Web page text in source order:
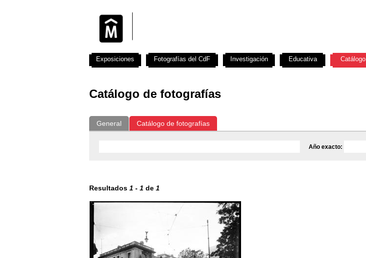
Catálogo de fotografías
General Catálogo de fotografías
Año exacto:
Resultados 1 - 1 de 1
Exposiciones Fotografías del CdF Investigación Educativa Catálogo